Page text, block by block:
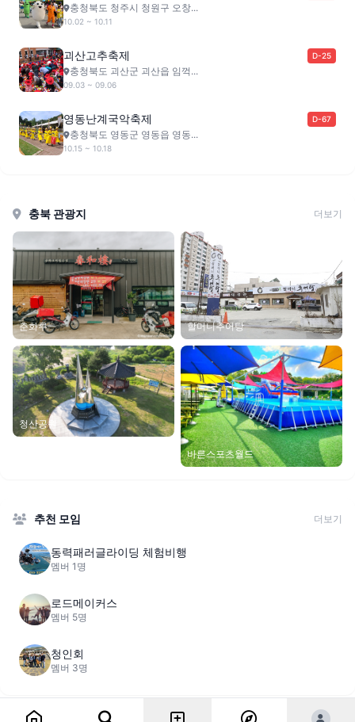
충청북도 청주시 청원구 오창...
10.02 ~ 10.11
괴산고추축제 D-25
충청북도 괴산군 괴산읍 임꺽...
09.03 ~ 09.06
영동난계국악축제 D-67
충청북도 영동군 영동읍 영동...
10.15 ~ 10.18
충북 관광지 더보기
춘화루 할머니추어탕
청산공원
바른스포츠월드
추천 모임 더보기
동력패러글라이딩 체험비행
멤버 1명
로드메이커스
멤버 5명
청인회
멤버 3명